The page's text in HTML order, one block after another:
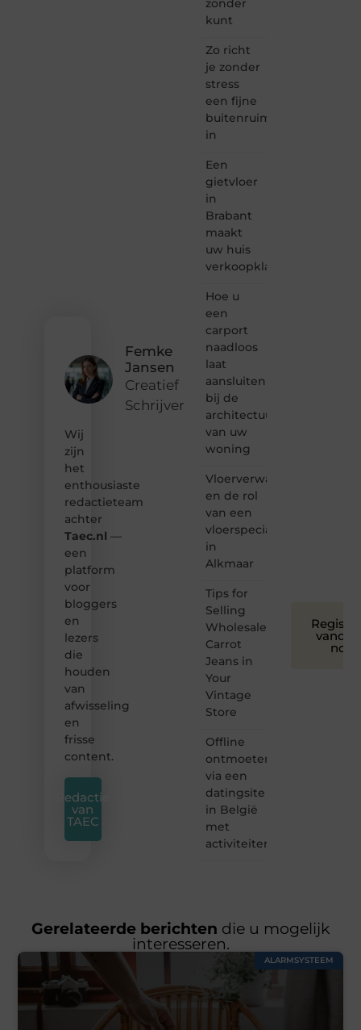
Femke
Jansen
Creatief
Schrijver
Wij
zijn
het
enthousiaste
redactieteam
achter
Taec.nl —
een
platform
voor
bloggers
en
lezers
die
houden
van
afwisseling
en
frisse
content.
Redactie
van
TAEC
zonder
kunt
Zo richt
je zonder
stress
een fijne
buitenruimte
in
Een
gietvloer
in
Brabant
maakt
uw huis
verkoopklaar
Hoe u
een
carport
naadloos
laat
aansluiten
bij de
architectuur
van uw
woning
Vloerverwarming
en de rol
van een
vloerspecialist
in
Alkmaar
Tips for
Selling
Wholesale
Carrot
Jeans in
Your
Vintage
Store
Offline
ontmoeten
via een
datingsite
in België
met
activiteiten
nog
Gerelateerde berichten die u mogelijk
interesseren.
ALARMSYSTEEM